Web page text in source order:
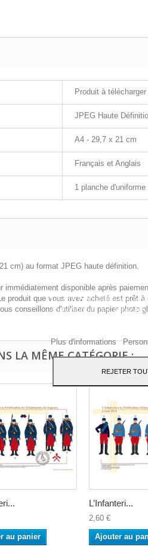
Produit à télécharger
JPEG Haute
A4 - 29,7 x 21 cm
Français et Anglais
1 planche d'uniforme
cm) au format JPEG haute définition.
immédiatement disponible après
produit que vous avez acheté est prêt à
conseillons d'utiliser du papier photo
LA MÊME CATÉGORIE :
au panier
L’Infanteri...
2,60 €
Ajouter au
Ce site Web utilise ses
vous montrer des publicités
Plus d'informations
REJETER